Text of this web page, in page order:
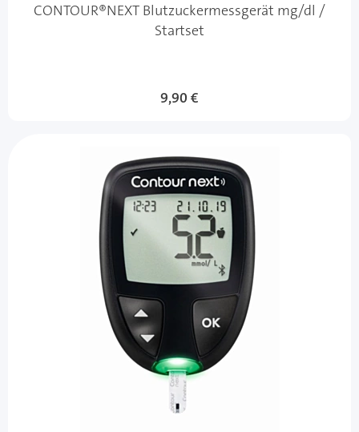
CONTOUR®NEXT Blutzuckermessgerät mg/dl /
Startset
9,90 €